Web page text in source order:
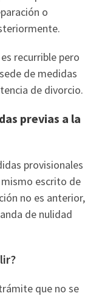
o
recurrible pero
de medidas
de divorcio.
previas a la
provisionales
escrito de
no es anterior,
de nulidad
que no se